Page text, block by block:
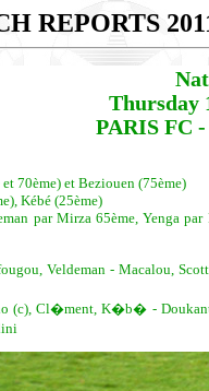
REPORTS
Thursday
PARIS FC
70ème) et Beziouen (75ème)
Kébé (25ème)
par Mirza 65ème, Yenga
Veldeman - Macalou,
(c), Cl�ment, K�b� -